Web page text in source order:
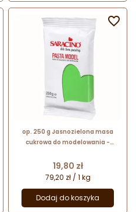
op. 250 g Jasnozielona masa
cukrowa do modelowania -
mocna i elastyczna
Cena
19,80 zł
79,20 zł / 1 kg
Dodaj do koszyka
